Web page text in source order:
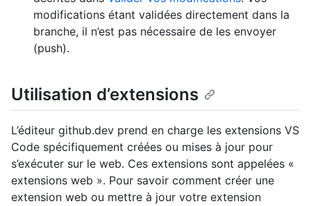
modifications étant validées directement dans la
branche, il n’est pas nécessaire de les envoyer
(push).
Utilisation d’extensions
L’éditeur github.dev prend en charge les extensions VS
Code spécifiquement créées ou mises à jour pour
s’exécuter sur le web. Ces extensions sont appelées «
extensions web ». Pour savoir comment créer une
extension web ou mettre à jour votre extension